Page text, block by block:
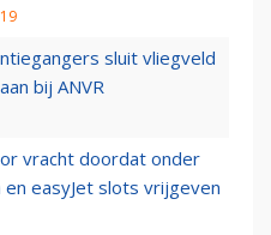
sluit vliegveld
bij ANVR
vracht doordat onder
easyJet slots vrijgeven